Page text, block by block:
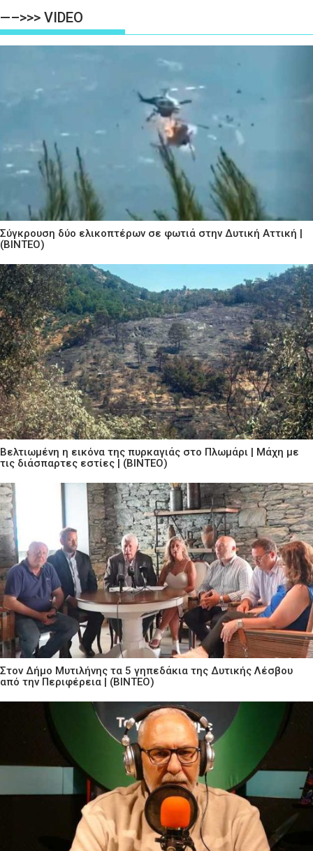
—–>>> VIDEO
Σύγκρουση δύο ελικοπτέρων σε φωτιά στην Δυτική Αττική |
(ΒΙΝΤΕΟ)
Βελτιωμένη η εικόνα της πυρκαγιάς στο Πλωμάρι | Μάχη με
τις διάσπαρτες εστίες | (ΒΙΝΤΕΟ)
Στον Δήμο Μυτιλήνης τα 5 γηπεδάκια της Δυτικής Λέσβου
από την Περιφέρεια | (ΒΙΝΤΕΟ)